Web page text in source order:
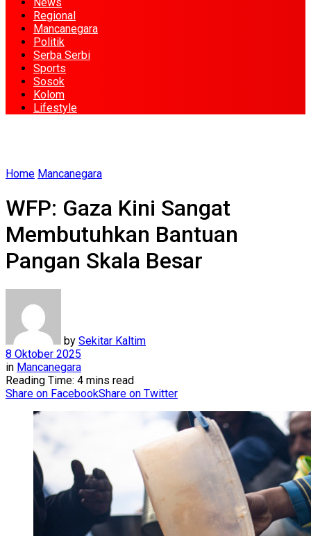
Regional
Mancanegara
Politik
Serba Serbi
Sports
Sosok
Kolom
Lifestyle
Home Mancanegara
WFP: Gaza Kini Sangat
Membutuhkan Bantuan
Pangan Skala Besar
by Sekitar Kaltim
8 Oktober 2025
in Mancanegara
Reading Time: 4 mins read
Share on FacebookShare on Twitter